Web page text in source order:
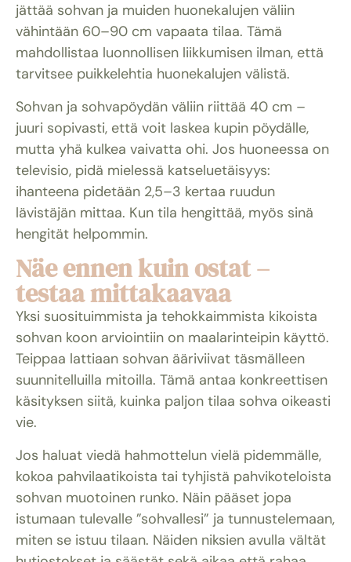
jättää sohvan ja muiden huonekalujen väliin
vähintään 60–90 cm vapaata tilaa. Tämä
mahdollistaa luonnollisen liikkumisen ilman, että
tarvitsee puikkelehtia huonekalujen välistä.
Sohvan ja sohvapöydän väliin riittää 40 cm –
juuri sopivasti, että voit laskea kupin pöydälle,
mutta yhä kulkea vaivatta ohi. Jos huoneessa on
televisio, pidä mielessä katseluetäisyys:
ihanteena pidetään 2,5–3 kertaa ruudun
lävistäjän mittaa. Kun tila hengittää, myös sinä
hengität helpommin.
Näe ennen kuin ostat –
testaa mittakaavaa
Yksi suosituimmista ja tehokkaimmista kikoista
sohvan koon arviointiin on maalarinteipin käyttö.
Teippaa lattiaan sohvan ääriviivat täsmälleen
suunnitelluilla mitoilla. Tämä antaa konkreettisen
käsityksen siitä, kuinka paljon tilaa sohva oikeasti
vie.
Jos haluat viedä hahmottelun vielä pidemmälle,
kokoa pahvilaatikoista tai tyhjistä pahvikoteloista
sohvan muotoinen runko. Näin pääset jopa
istumaan tulevalle ”sohvallesi” ja tunnustelemaan,
miten se istuu tilaan. Näiden niksien avulla vältät